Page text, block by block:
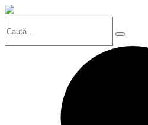
Search